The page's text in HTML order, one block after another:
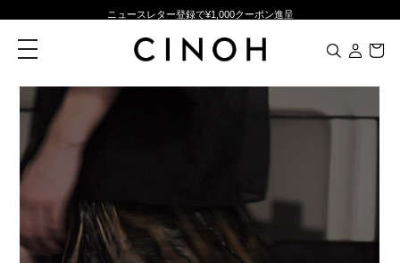
ニュースレター登録で¥1,000クーポン進呈
夏季休業に伴う一部業務休業のお知らせ
toggle
navigation